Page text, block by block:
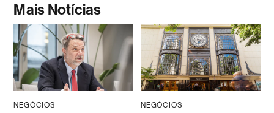
Mais Notícias
NEGÓCIOS NEGÓCIOS